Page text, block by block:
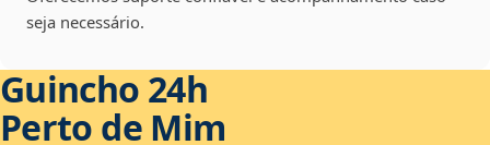
seja necessário.
Guincho 24h
Perto de Mim